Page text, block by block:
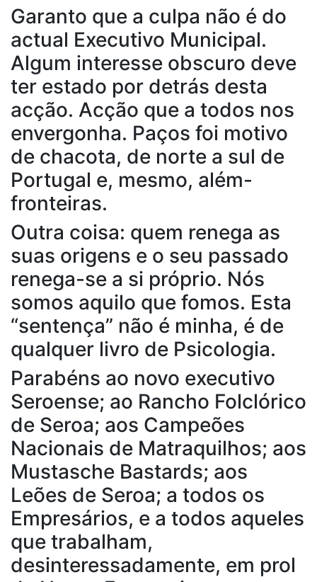
Garanto que a culpa não é do
actual Executivo Municipal.
Algum interesse obscuro deve
ter estado por detrás desta
acção. Acção que a todos nos
envergonha. Paços foi motivo
de chacota, de norte a sul de
Portugal e, mesmo, além-
fronteiras.
Outra coisa: quem renega as
suas origens e o seu passado
renega-se a si próprio. Nós
somos aquilo que fomos. Esta
“sentença” não é minha, é de
qualquer livro de Psicologia.
Parabéns ao novo executivo
Seroense; ao Rancho Folclórico
de Seroa; aos Campeões
Nacionais de Matraquilhos; aos
Mustasche Bastards; aos
Leões de Seroa; a todos os
Empresários, e a todos aqueles
que trabalham,
desinteressadamente, em prol